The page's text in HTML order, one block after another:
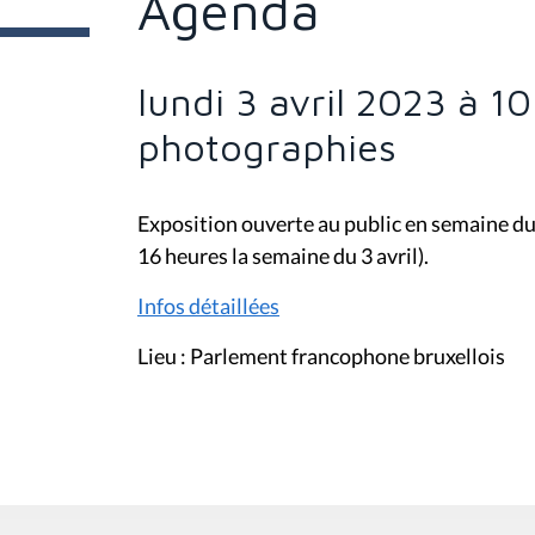
e
s
lundi 3 avril 2023 à
photographies
Exposition ouverte au public en semaine
16 heures la semaine du 3 avril).
Infos détaillées
Lieu : Parlement francophone bruxellois